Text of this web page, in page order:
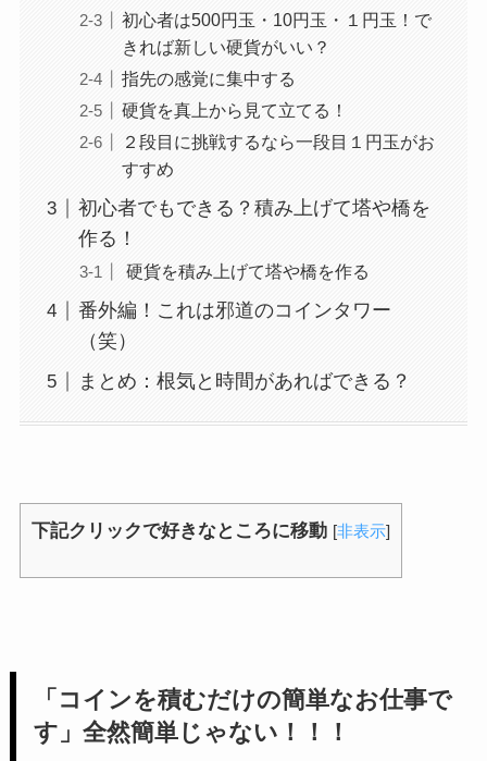
初心者は500円玉・10円玉・１円玉！で
きれば新しい硬貨がいい？
指先の感覚に集中する
硬貨を真上から見て立てる！
２段目に挑戦するなら一段目１円玉がお
すすめ
初心者でもできる？積み上げて塔や橋を
作る！
硬貨を積み上げて塔や橋を作る
番外編！これは邪道のコインタワー
（笑）
まとめ：根気と時間があればできる？
下記クリックで好きなところに移動 [非表示]
「コインを積むだけの簡単なお仕事で
す」全然簡単じゃない！！！